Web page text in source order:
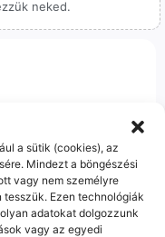
a sütik (cookies), az
Mindezt a böngészési
vagy nem személyre
Ezen technológiák
adatokat dolgozzunk
vagy az egyedi
neked.
szereplői vagyunk.
ha kérdésed van, élő
is megtalálsz